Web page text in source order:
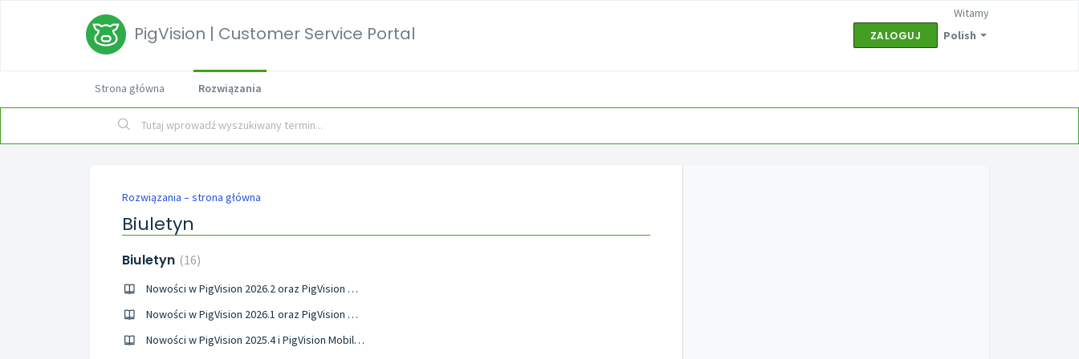
PigVision | Customer Service Portal Polish
Witamy
ZALOGUJ
Strona główna Rozwiązania
Rozwiązania – strona główna
Biuletyn
Biuletyn 16
Nowości w PigVision 2026.2 oraz PigVision Mobile Sows 12.7
Nowości w PigVision 2026.1 oraz PigVision Mobile Sows 12.6
Nowości w PigVision 2025.4 i PigVision Mobile Sows 12.5